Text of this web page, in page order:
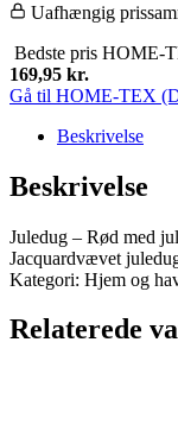
Uafhængig
Bedste pris HOME-
169,95 kr.
Gå til HOME-TEX
Beskrivelse
Beskrivelse
Juledug – Rød med
Jacquardvævet
Kategori: Hjem og
Relaterede